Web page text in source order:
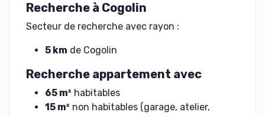
Recherche à Cogolin
Secteur de recherche avec rayon :
5 km de Cogolin
Recherche appartement avec
65 m² habitables
15 m² non habitables (garage, atelier,